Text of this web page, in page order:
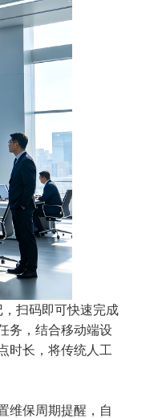
扫码即可快速完成
务，结合移动端设
时长，将传统人工
维保周期提醒，自